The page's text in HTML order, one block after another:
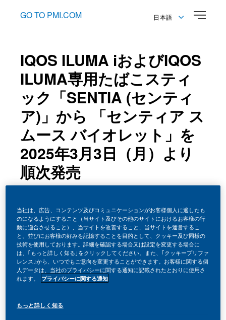
GO TO PMI.COM
日本語
IQOS ILUMA iおよびIQOS
ILUMA専用たばこスティ
ック「SENTIA (センティ
ア)」から 「センティア ス
ムース バイオレット」を
2025年3月3日（月）より
順次発売
当社は、広告、コンテンツ及びコミュニケーションがお客様個人に適したも
のになるようにすること（当サイト及びその他のサイトにおけるお客様の行
動に適合させること）、当サイトを改善すること、当サイトを運営するこ
と、並びにお客様の好みを記憶することを目的として、クッキー及び同様の
技術を使用しております。詳細を確認する場合又は設定を変更する場合に
は、｢もっと詳しく知る｣をクリックしてください。また、｢クッキープリファ
レンス｣から、いつでもご意向を変更することができます。お客様に関する個
人データは、当社のプライバシーに関する通知に記載されたとおりに使用さ
れます。
プライバシーに関する通知
もっと詳しく知る